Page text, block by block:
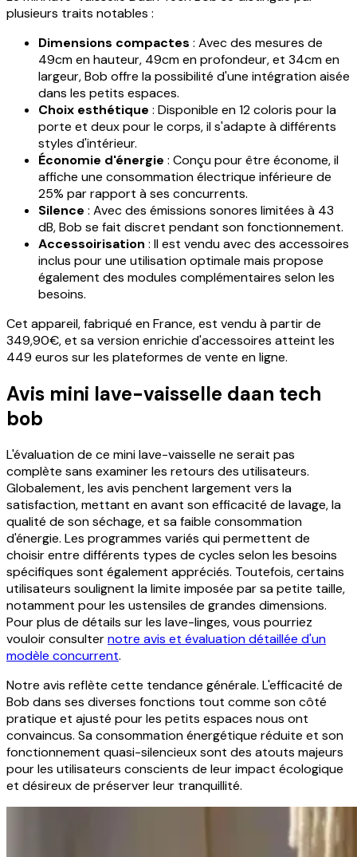
plusieurs traits notables :
Dimensions compactes : Avec des mesures de
49cm en hauteur, 49cm en profondeur, et 34cm en
largeur, Bob offre la possibilité d'une intégration aisée
dans les petits espaces.
Choix esthétique : Disponible en 12 coloris pour la
porte et deux pour le corps, il s'adapte à différents
styles d'intérieur.
Économie d'énergie : Conçu pour être économe, il
affiche une consommation électrique inférieure de
25% par rapport à ses concurrents.
Silence : Avec des émissions sonores limitées à 43
dB, Bob se fait discret pendant son fonctionnement.
Accessoirisation : Il est vendu avec des accessoires
inclus pour une utilisation optimale mais propose
également des modules complémentaires selon les
besoins.
Cet appareil, fabriqué en France, est vendu à partir de
349,90€, et sa version enrichie d'accessoires atteint les
449 euros sur les plateformes de vente en ligne.
Avis mini lave-vaisselle daan tech
bob
L'évaluation de ce mini lave-vaisselle ne serait pas
complète sans examiner les retours des utilisateurs.
Globalement, les avis penchent largement vers la
satisfaction, mettant en avant son efficacité de lavage, la
qualité de son séchage, et sa faible consommation
d'énergie. Les programmes variés qui permettent de
choisir entre différents types de cycles selon les besoins
spécifiques sont également appréciés. Toutefois, certains
utilisateurs soulignent la limite imposée par sa petite taille,
notamment pour les ustensiles de grandes dimensions.
Pour plus de détails sur les lave-linges, vous pourriez
vouloir consulternotre avis et évaluation détaillée d'un
modèle concurrent.
Notre avis reflète cette tendance générale. L'efficacité de
Bob dans ses diverses fonctions tout comme son côté
pratique et ajusté pour les petits espaces nous ont
convaincus. Sa consommation énergétique réduite et son
fonctionnement quasi-silencieux sont des atouts majeurs
pour les utilisateurs conscients de leur impact écologique
et désireux de préserver leur tranquillité.